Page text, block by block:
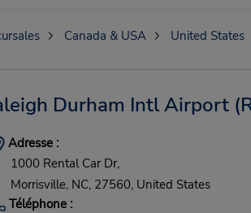
Canada & USA United States
Durham Intl Airport
Adresse :
1000 Rental Car Dr,
Morrisville, NC, 27560, United States
Téléphone :